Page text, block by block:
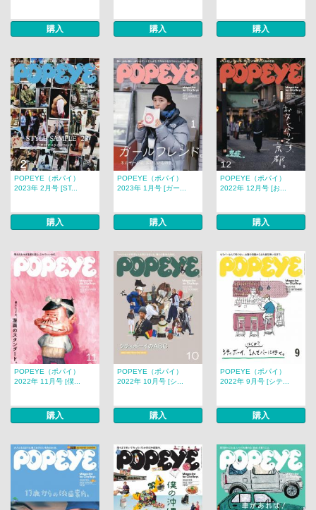
購入 購入 購入
POPEYE（ポパイ）
2023年 2月号 [ST...
購入
POPEYE（ポパイ）
2023年 1月号 [ガー...
購入
POPEYE（ポパイ）
2022年 12月号 [お...
購入
POPEYE（ポパイ）
2022年 11月号 [僕...
購入
POPEYE（ポパイ）
2022年 10月号 [シ...
購入
POPEYE（ポパイ）
2022年 9月号 [シテ...
購入